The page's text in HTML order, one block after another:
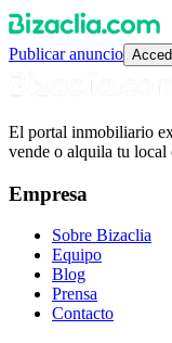
Publicar anuncio
El portal inmobiliario
vende o alquila tu local
Empresa
Sobre Bizaclia
Equipo
Blog
Prensa
Contacto